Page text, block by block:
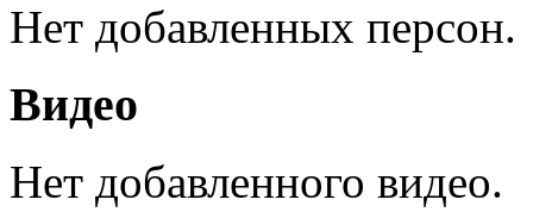
Нет добавленных персон.
Видео
Нет добавленного видео.